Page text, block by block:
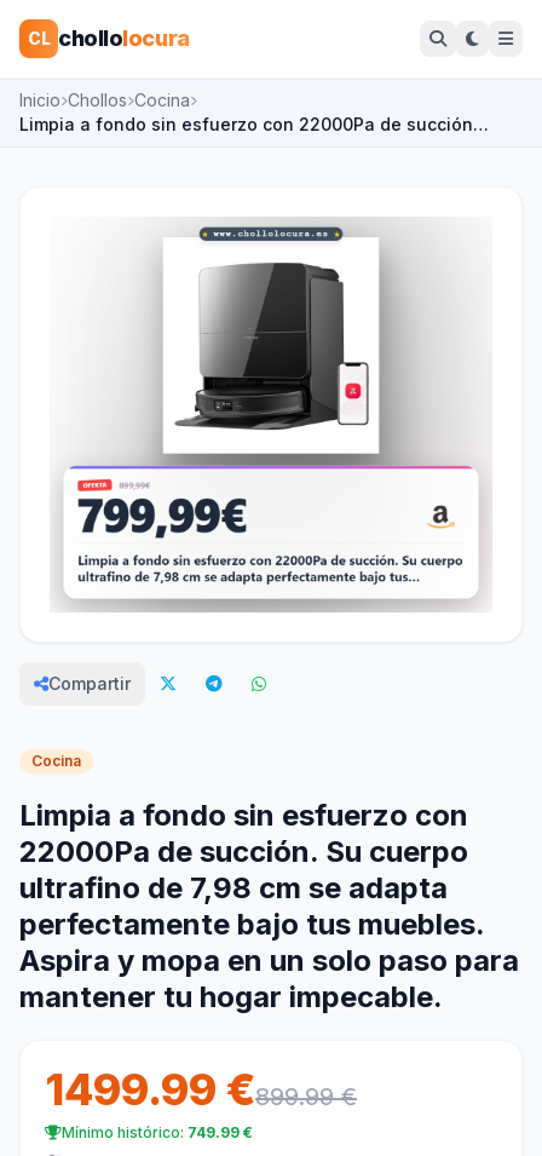
CL chollolocura
Inicio Chollos Cocina
Limpia a fondo sin esfuerzo con 22000Pa de succión…
Compartir
Cocina
Limpia a fondo sin esfuerzo con
22000Pa de succión. Su cuerpo
ultrafino de 7,98 cm se adapta
perfectamente bajo tus muebles.
Aspira y mopa en un solo paso para
mantener tu hogar impecable.
1499.99 €899.99 €
Mínimo histórico: 749.99 €